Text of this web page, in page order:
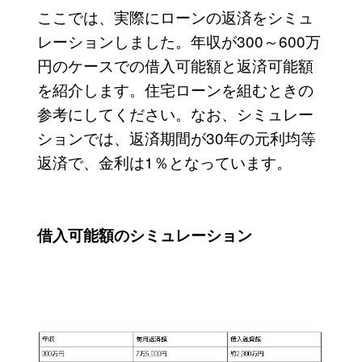
ここでは、実際にローンの返済をシミュ
レーションしました。年収が300～600万
円のケースでの借入可能額と返済可能額
を紹介します。住宅ローンを組むときの
参考にしてください。なお、シミュレー
ションでは、返済期間が30年の元利均等
返済で、金利は1％となっています。
借入可能額のシミュレーション